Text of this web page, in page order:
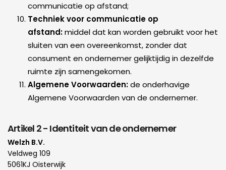
communicatie op afstand;
Techniek voor communicatie op
afstand:middel dat kan worden gebruikt voor het
sluiten van een overeenkomst, zonder dat
consument en ondernemer gelijktijdig in dezelfde
ruimte zijn samengekomen.
Algemene Voorwaarden:de onderhavige
Algemene Voorwaarden van de ondernemer.
Artikel 2 - Identiteit van de ondernemer
Welzh B.V.
Veldweg 109
5061KJ Oisterwijk